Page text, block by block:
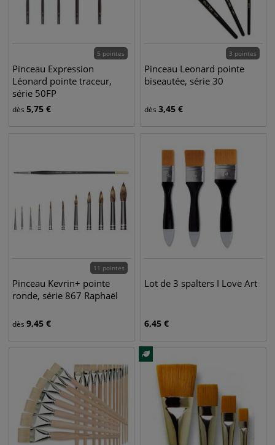
5 pointes
Pinceau Expression
Léonard pointe traceur,
série 50FP
dès 5,75 €
3 pointes
Pinceau Leonard pointe
biseautée, série 30
dès 3,45 €
11 pointes
Pinceau Kevrin+ pointe
ronde, série 867 Raphaël
dès 9,45 €
Lot de 3 spalters I Love Art
6,45 €